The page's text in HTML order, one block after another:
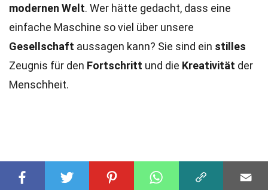
modernen Welt. Wer hätte gedacht, dass eine
einfache Maschine so viel über unsere
Gesellschaft aussagen kann? Sie sind ein stilles
Zeugnis für den Fortschritt und die Kreativität der
Menschheit.